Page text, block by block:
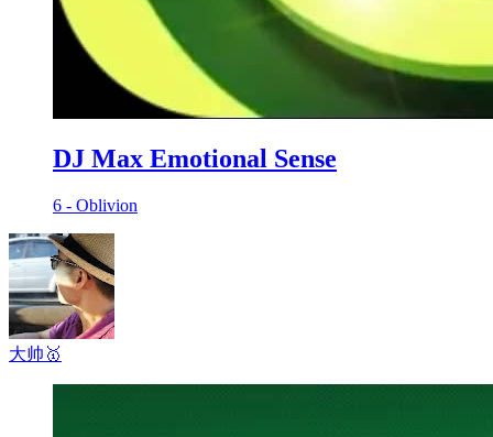
DJ Max Emotional Sense
6 - Oblivion
大帅 🥇